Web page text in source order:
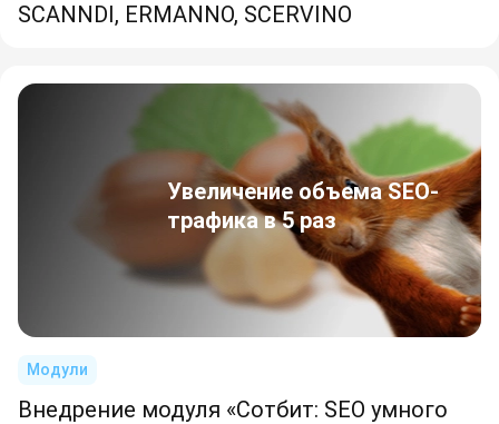
SCANNDI, ERMANNO, SCERVINO
Увеличение объема SEO-
трафика в 5 раз
Модули
Внедрение модуля «Сотбит: SEO умного